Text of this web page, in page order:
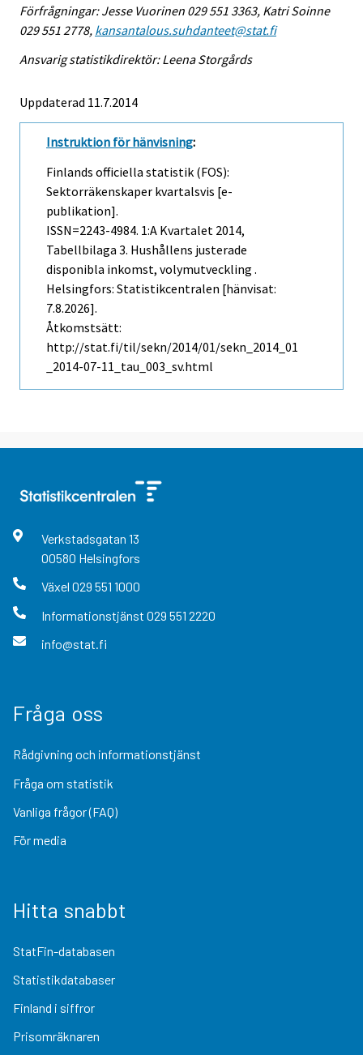
Förfrågningar: Jesse Vuorinen 029 551 3363, Katri Soinne
029 551 2778, kansantalous.suhdanteet@stat.fi
Ansvarig statistikdirektör: Leena Storgårds
Uppdaterad 11.7.2014
Instruktion för hänvisning:
Finlands officiella statistik (FOS):
Sektorräkenskaper kvartalsvis [e-
publikation].
ISSN=2243-4984. 1:a Kvartalet 2014,
Tabellbilaga 3. Hushållens justerade
disponibla inkomst, volymutveckling .
Helsingfors: Statistikcentralen [hänvisat:
7.8.2026].
Åtkomstsätt:
http://stat.fi/til/sekn/2014/01/sekn_2014_01
_2014-07-11_tau_003_sv.html
Verkstadsgatan 13
00580 Helsingfors
Växel 029 551 1000
Informationstjänst 029 551 2220
info@stat.fi
Fråga oss
Rådgivning och informationstjänst
Fråga om statistik
Vanliga frågor (FAQ)
För media
Hitta snabbt
StatFin-databasen
Statistikdatabaser
Finland i siffror
Prisomräknaren